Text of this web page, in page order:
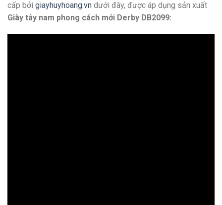
cấp bởi giayhuyhoang.vn dưới đây, được áp dụng sản xuất
Giày tây nam phong cách mới Derby DB2099: